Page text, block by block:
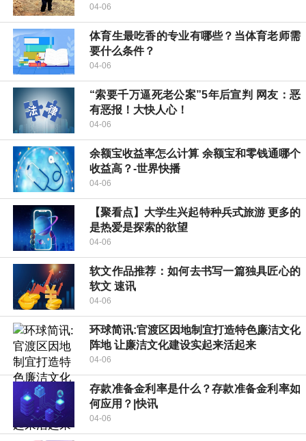
04-06
体育生最吃香的专业有哪些？当体育老师需
要什么条件？
04-06
“索要千万逼死老公案”5年后宣判 网友：恶
有恶报！大快人心！
04-06
余额宝收益率怎么计算 余额宝和零钱通哪个
收益高？-世界快播
04-06
【聚看点】大学生兴起特种兵式旅游 更多的
是热爱是探索的欲望
04-06
软文作品推荐：如何去书写一篇独具匠心的
软文 速讯
04-06
环球简讯:官渡区因地制宜打造特色廉洁文化
阵地 让廉洁文化建设实起来活起来
04-06
存款准备金利率是什么？存款准备金利率如
何应用？|快讯
04-06